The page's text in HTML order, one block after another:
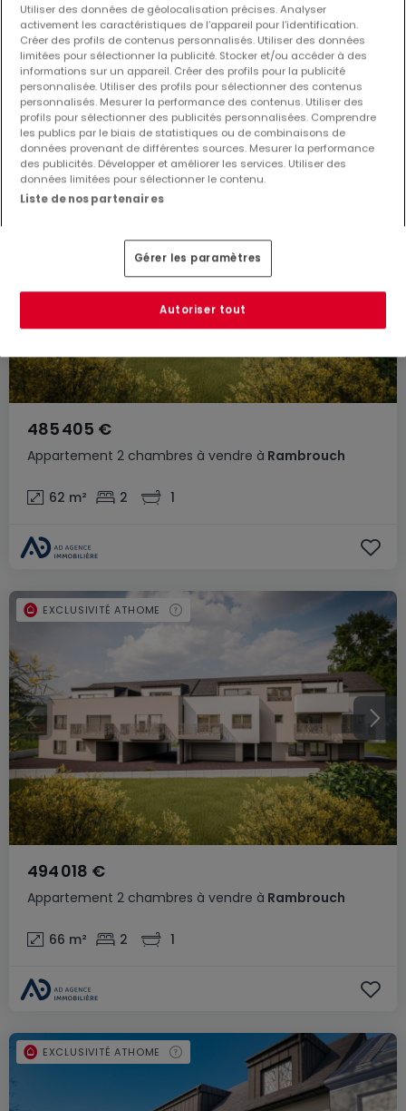
Appartement 2 chambresà vendre àFolschette
87 m² 2 1 1
Appartement 2 chambres à vendre à Rambrouch
485 405 €
62 m² 2 1
EXCLUSIVITÉ ATHOME
Appartement 2 chambres à vendre à Rambrouch
494 018 €
66 m² 2 1
EXCLUSIVITÉ ATHOME
EXCLUSIVITÉ ATHOME
Utiliser des données de géolocalisation précises. Analyser
activement les caractéristiques de l’appareil pour l’identification.
Créer des profils de contenus personnalisés. Utiliser des données
limitées pour sélectionner la publicité. Stocker et/ou accéder à des
informations sur un appareil. Créer des profils pour la publicité
personnalisée. Utiliser des profils pour sélectionner des contenus
personnalisés. Mesurer la performance des contenus. Utiliser des
profils pour sélectionner des publicités personnalisées. Comprendre
les publics par le biais de statistiques ou de combinaisons de
données provenant de différentes sources. Mesurer la performance
des publicités. Développer et améliorer les services. Utiliser des
données limitées pour sélectionner le contenu.
Liste de nos partenaires
Gérer les paramètres
Autoriser tout